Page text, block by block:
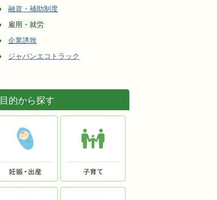
融資・補助制度
雇用・就労
企業誘致
ジャパンエコトラック
目的から探す